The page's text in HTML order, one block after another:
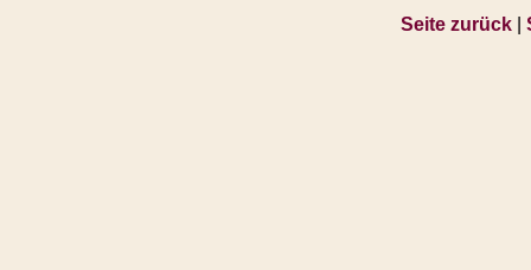
Seite zurück|